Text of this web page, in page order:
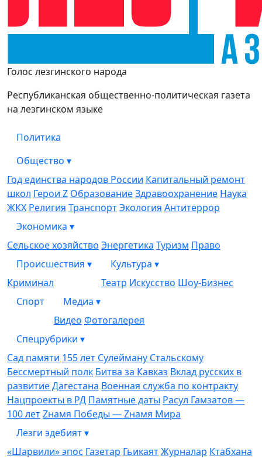
Лезги Газет
Голос лезгинского народа
Республиканская общественно-политическая газета
на лезгинском языке
Политика
Общество ▾
Год единства народов России Капитальный ремонт
школ Герои Z ОбразованиеЗдравоохранение Наука
ЖКХ Религия ТранспортЭкология Антитеррор
Экономика ▾
Сельское хозяйство Энергетика Туризм Право
Происшествия ▾
Криминал
Культура ▾
Театр Искусство Шоу-Бизнес
Спорт
Медиа ▾
Видео Фотогалерея
Спецрубрики ▾
Сад памяти 155 лет Сулейману Стальскому
Бессмертный полк Битва за Кавказ Вклад русских в
развитие Дагестана Военная служба по контракту
Нацпроекты в РД Памятные даты Расул Гамзатов —
100 летZнамя Победы — Zнамя Мира
Лезги эдебият▾
«Шарвили» эпос Газетар ГьикаятЖурналар Ктабхана